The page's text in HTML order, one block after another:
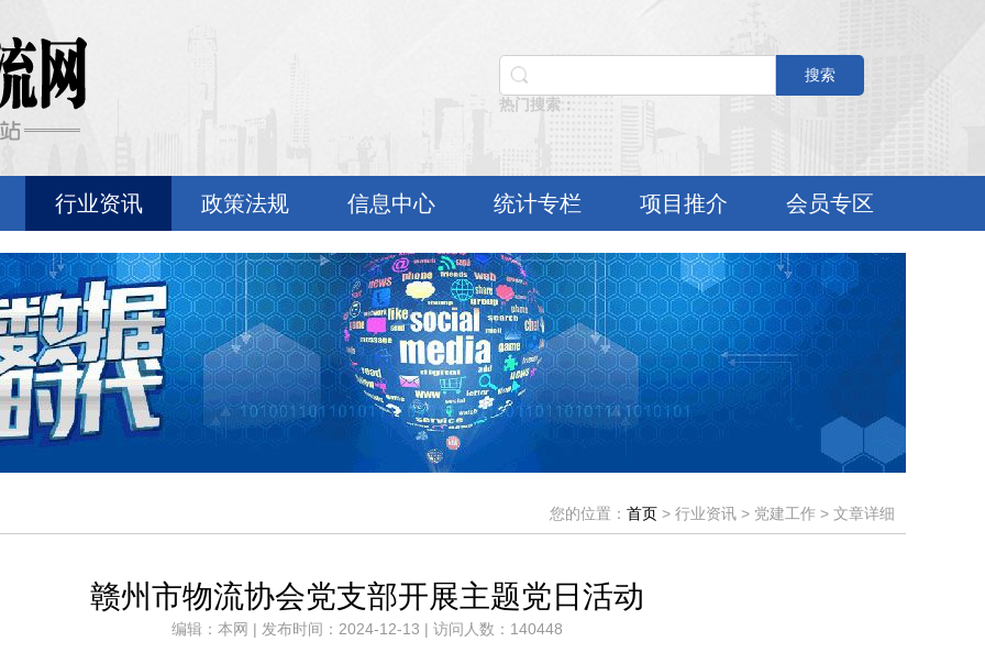
搜索
热门搜索：
行业资讯 政策法规 信息中心 统计专栏 项目推介 会员专区
您的位置： 首页 > 行业资讯 > 党建工作 > 文章详细
赣州市物流协会党支部开展主题党日活动
编辑：本网 | 发布时间：2024-12-13 | 访问人数：140448